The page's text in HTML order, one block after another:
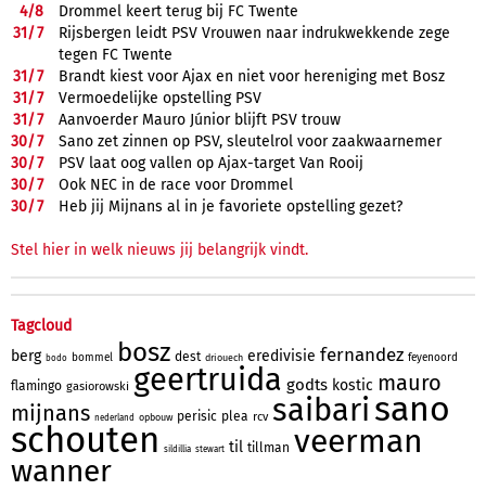
4/8
Drommel keert terug bij FC Twente
31/7
Rijsbergen leidt PSV Vrouwen naar indrukwekkende zege
tegen FC Twente
31/7
Brandt kiest voor Ajax en niet voor hereniging met Bosz
31/7
Vermoedelijke opstelling PSV
31/7
Aanvoerder Mauro Júnior blijft PSV trouw
30/7
Sano zet zinnen op PSV, sleutelrol voor zaakwaarnemer
30/7
PSV laat oog vallen op Ajax-target Van Rooij
30/7
Ook NEC in de race voor Drommel
30/7 Heb jij Mijnans al in je favoriete opstelling gezet?
Stel hier in welk nieuws jij belangrijk vindt.
Tagcloud
berg bodo bommel bosz dest driouech eredivisie fernandez feyenoord
flamingo gasiorowski geertruida godts kostic mauro
mijnans nederland opbouw perisic plea rcv saibari sano
schouten sildillia stewart til tillman veerman
wanner